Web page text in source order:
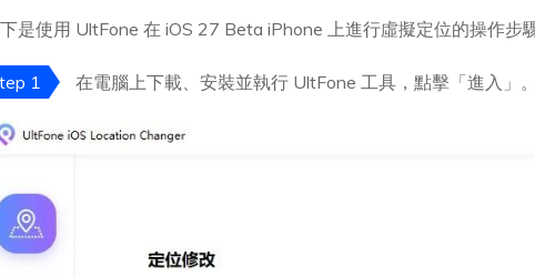
是使用 UltFone 在 iOS 27 Beta iPhone 上進行虛擬定位的操作步
1 在電腦上下載、安裝並執行 UltFone 工具，點擊「進入」。